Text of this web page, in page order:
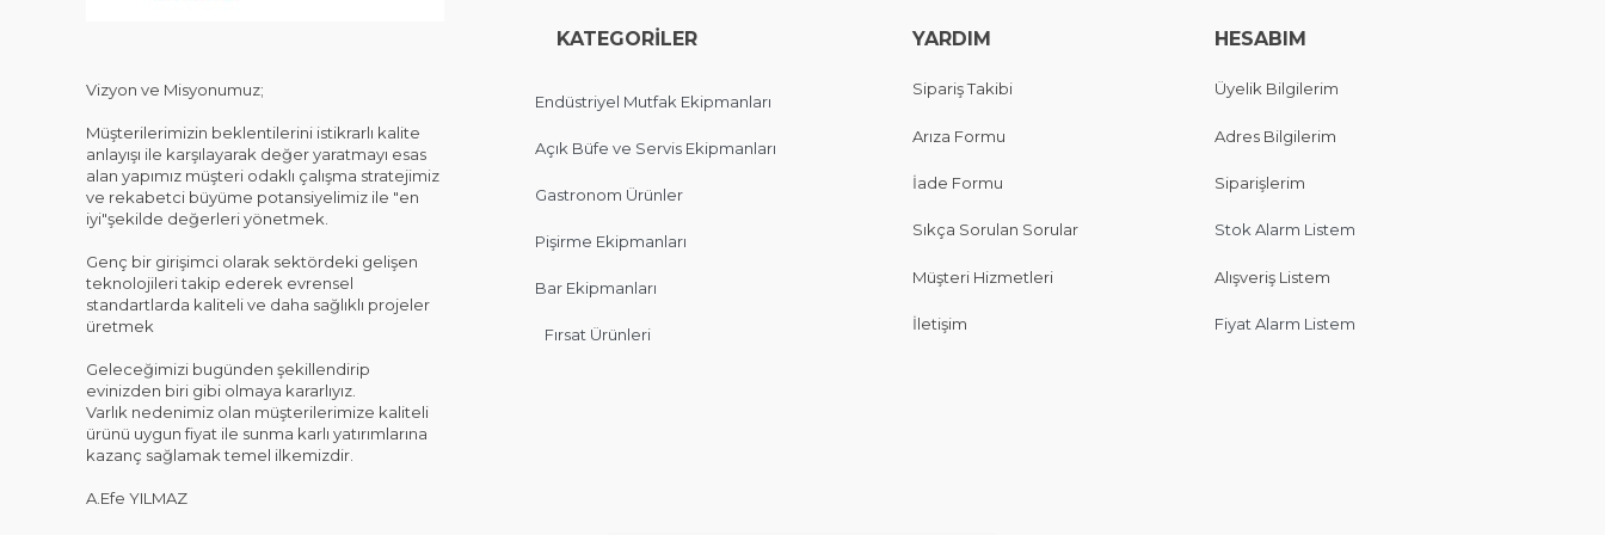
Vizyon ve Misyonumuz;
Müşterilerimizin beklentilerini istikrarlı kalite
anlayışı ile karşılayarak değer yaratmayı esas
alan yapımız müşteri odaklı çalışma stratejimiz
ve rekabetci büyüme potansiyelimiz ile "en
iyi"şekilde değerleri yönetmek.
Genç bir girişimci olarak sektördeki gelişen
teknolojileri takip ederek evrensel
standartlarda kaliteli ve daha sağlıklı projeler
üretmek
Geleceğimizi bugünden şekillendirip
evinizden biri gibi olmaya kararlıyız.
Varlık nedenimiz olan müşterilerimize kaliteli
ürünü uygun fiyat ile sunma karlı yatırımlarına
kazanç sağlamak temel ilkemizdir.
A.Efe YILMAZ
KATEGORİLER
Endüstriyel Mutfak Ekipmanları
Açık Büfe ve Servis Ekipmanları
Gastronom Ürünler
Pişirme Ekipmanları
Bar Ekipmanları
Fırsat Ürünleri
YARDIM
Sipariş Takibi
Arıza Formu
İade Formu
Sıkça Sorulan Sorular
Müşteri Hizmetleri
İletişim
HESABIM
Üyelik Bilgilerim
Adres Bilgilerim
Siparişlerim
Stok Alarm Listem
Alışveriş Listem
Fiyat Alarm Listem